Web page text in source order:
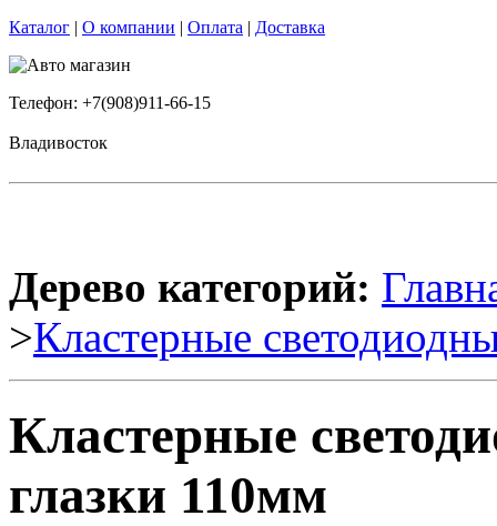
Каталог | О компании | Оплата | Доставка
Телефон: +7(908)911-66-15
Владивосток
Дерево категорий:
>Кластерные
Кластерные
глазки 110мм